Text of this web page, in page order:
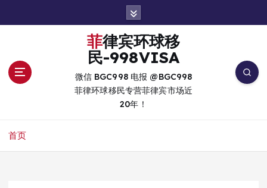
菲律宾环球移
民-998VISA
微信 BGC998 电报 @BGC998
菲律环球移民专营菲律宾市场近
20年！
首页